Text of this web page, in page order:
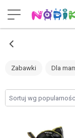
<
Zabawki Dla